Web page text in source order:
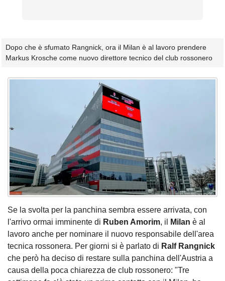
Dopo che è sfumato Rangnick, ora il Milan è al lavoro prendere
Markus Krosche come nuovo direttore tecnico del club rossonero
Se la svolta per la panchina sembra essere arrivata, con
l'arrivo ormai imminente di Ruben Amorim, il Milan è al
lavoro anche per nominare il nuovo responsabile dell'area
tecnica rossonera. Per giorni si è parlato di Ralf Rangnick
che però ha deciso di restare sulla panchina dell'Austria a
causa della poca chiarezza de club rossonero: "Tre